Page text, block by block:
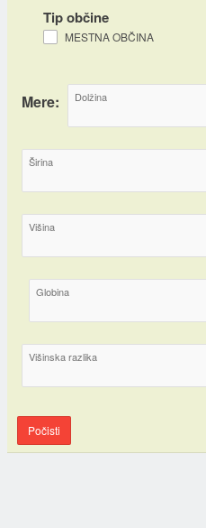
Tip občine
MESTNA OBČINA
Mere: Dolžina
Širina
Višina
Globina
Višinska razlika
Počisti